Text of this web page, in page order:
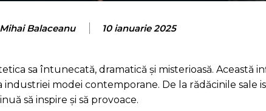
Mihai Balaceanu 10 ianuarie 2025
sa întunecată, dramatică și misterioasă. Această
modei contemporane. De la rădăcinile sale
să inspire și să provoace.